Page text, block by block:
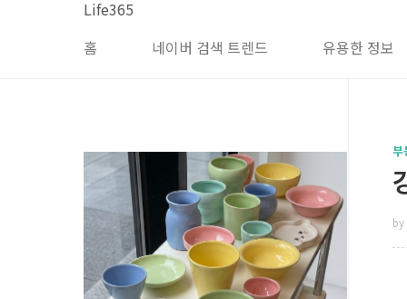
Life365
홈
네이버 검색 트렌드 유용한 정보
부
by